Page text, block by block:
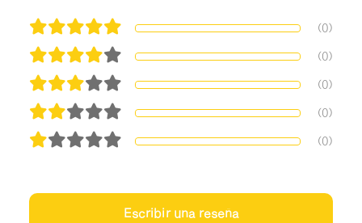
(0)
(0)
(0)
(0)
(0)
Escribir una reseña